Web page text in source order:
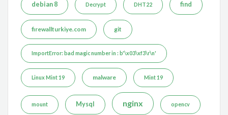
debian 8 Decrypt DHT22 find
firewallturkiye.com git
ImportError: bad magic number in : b'\x03\xf3\r\n'
Linux Mint 19 malware Mint 19
mount Mysql nginx opencv